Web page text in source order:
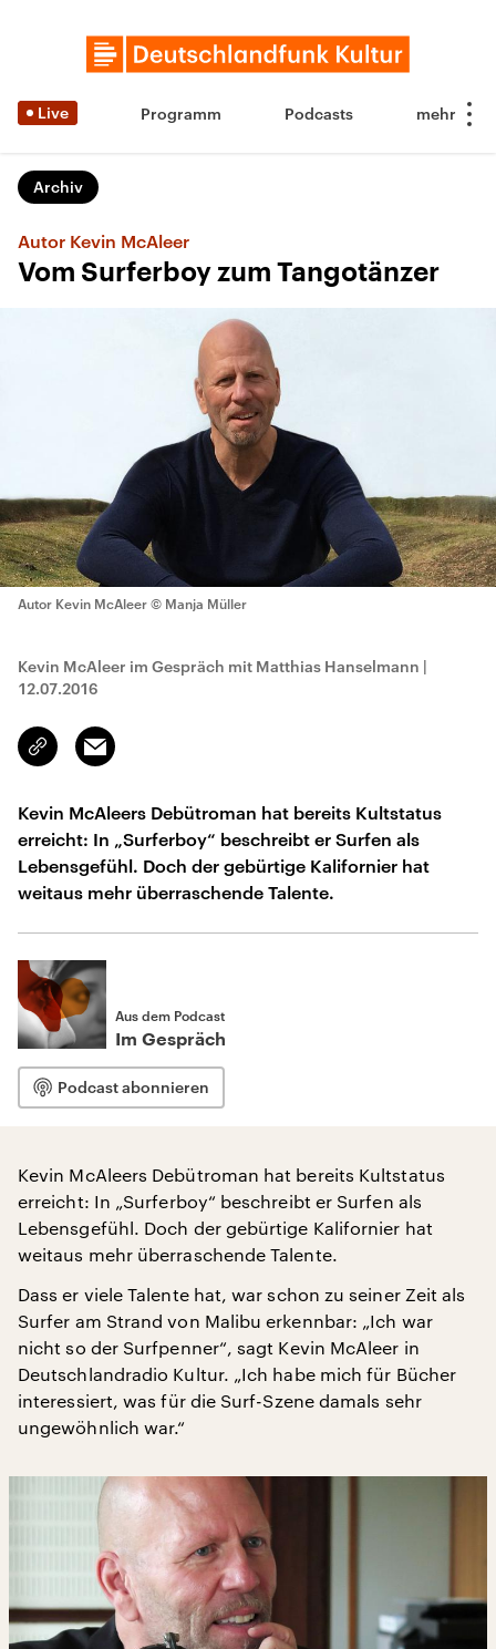
Live Programm Podcasts
Archiv
Autor Kevin McAleer
Vom Surferboy zum Tangotänzer
Autor Kevin McAleer © Manja Müller
Kevin McAleer im Gespräch mit Matthias Hanselmann |
12.07.2016
Link
kopieren/teilen
Email
Kevin McAleers Debütroman hat bereits Kultstatus
erreicht: In „Surferboy“ beschreibt er Surfen als
Lebensgefühl. Doch der gebürtige Kalifornier hat
weitaus mehr überraschende Talente.
Aus dem Podcast
Im Gespräch
Podcast abonnieren
Kevin McAleers Debütroman hat bereits Kultstatus
erreicht: In „Surferboy“ beschreibt er Surfen als
Lebensgefühl. Doch der gebürtige Kalifornier hat
weitaus mehr überraschende Talente.
Dass er viele Talente hat, war schon zu seiner Zeit als
Surfer am Strand von Malibu erkennbar: „Ich war
nicht so der Surfpenner“, sagt Kevin McAleer in
Deutschlandradio Kultur. „Ich habe mich für Bücher
interessiert, was für die Surf-Szene damals sehr
ungewöhnlich war.“